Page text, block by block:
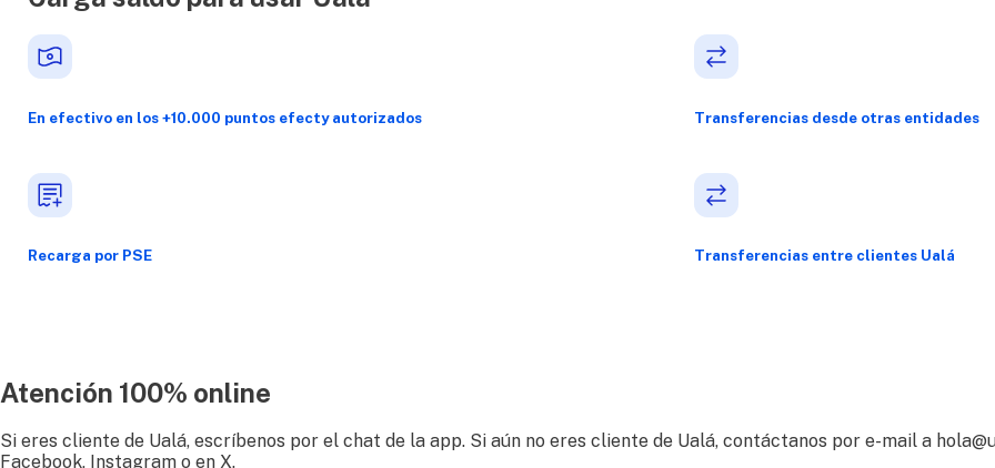
En efectivo en los +10.000 puntos efecty autorizados Transferencias desde otras entidades
Recarga por PSE Transferencias entre clientes Ualá
Atención 100% online
Si eres cliente de Ualá, escríbenos por el chat de la app. Si aún no eres cliente de Ualá, contáctanos por e-mail a
Facebook, Instagram o en X.